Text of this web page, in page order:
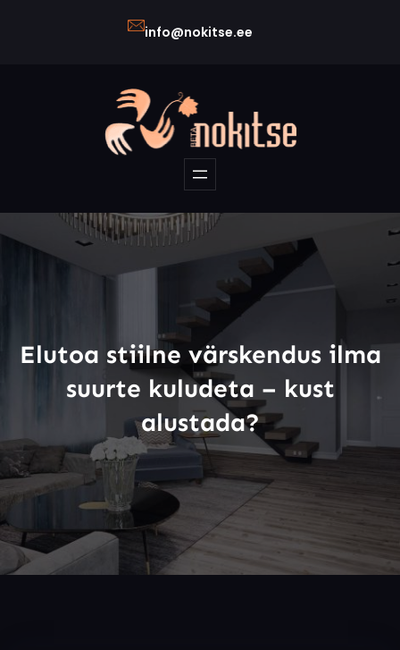
info@nokitse.ee
Elutoa stiilne värskendus ilma
suurte kuludeta – kust
alustada?